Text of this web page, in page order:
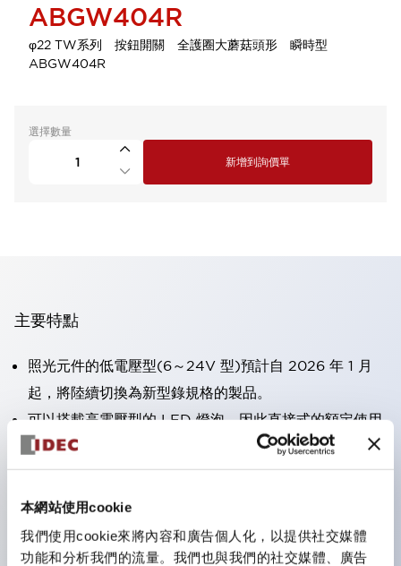
本網站使用cookie
我們使用cookie來將內容和廣告個人化，以提供社交媒體
功能和分析我們的流量。我們也與我們的社交媒體、廣告
ABGW404R
φ22 TW系列 按鈕開關 全護圈大蘑菇頭形 瞬時型
ABGW404R
選擇數量
新增到詢價單
主要特點
照光元件的低電壓型(6～24V 型)預計自 2026 年 1 月
起，將陸續切換為新型錄規格的製品。
可以搭載高電壓型的 LED 燈泡，因此直接式的額定使用
電壓最高可支援至 240V。
大幅減少使用R形壓接端子的配線工時。（不包含指示燈
的直接式）
一顆 LED 燈泡即可呈現六種顏色（LSRD 燈泡）。以往
需分色管理的 LED 燈泡，如今可用單一顆燈泡呈現多種